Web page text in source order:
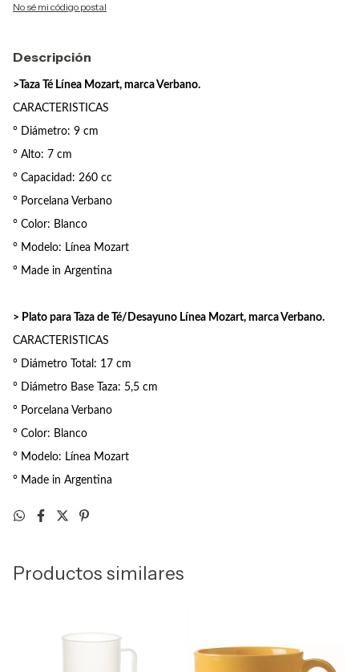
No sé mi código postal
Descripción
>Taza Té Línea Mozart, marca Verbano.
CARACTERISTICAS
° Diámetro: 9 cm
° Alto: 7 cm
° Capacidad: 260 cc
° Porcelana Verbano
° Color: Blanco
° Modelo: Línea Mozart
° Made in Argentina
> Plato para Taza de Té/Desayuno Línea Mozart, marca Verbano.
CARACTERISTICAS
° Diámetro Total: 17 cm
° Diámetro Base Taza: 5,5 cm
° Porcelana Verbano
° Color: Blanco
° Modelo: Línea Mozart
° Made in Argentina
Productos similares